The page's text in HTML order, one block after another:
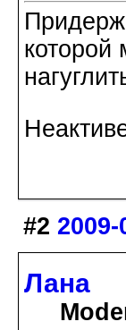
которой
#2
Лана